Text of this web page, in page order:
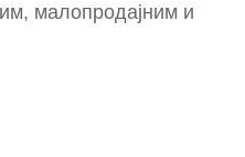
малопродајним и